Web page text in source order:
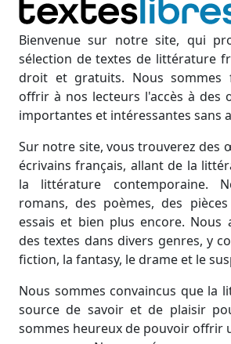
Bienvenue sur notre site, qui
sélection de textes de littérature
droit et gratuits. Nous sommes
offrir à nos lecteurs l'accès à des
importantes et intéressantes sans
Sur notre site, vous trouverez des
écrivains français, allant de la
la littérature contemporaine.
romans, des poèmes, des
essais et bien plus encore. Nous
des textes dans divers genres, y
fiction, la fantasy, le drame et le
Nous sommes convaincus que la
source de savoir et de plaisir
sommes heureux de pouvoir offrir